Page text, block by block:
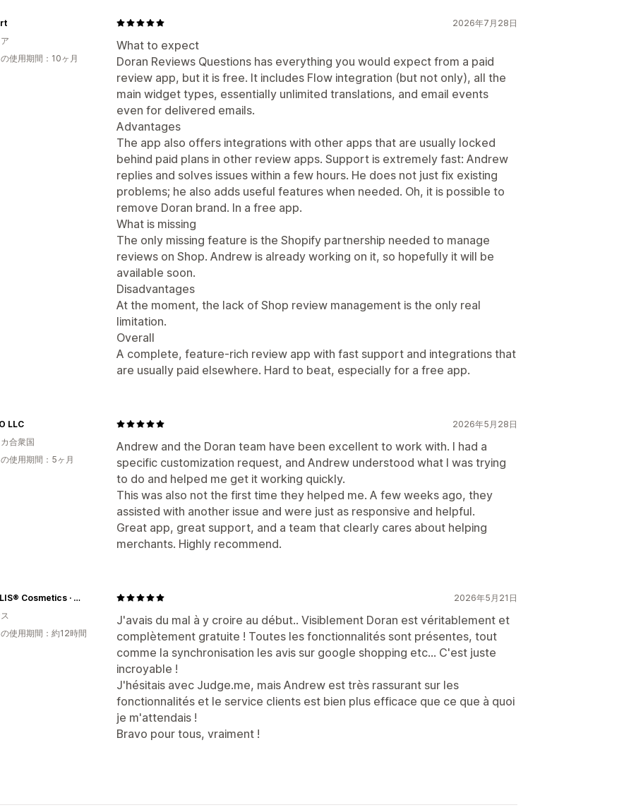
レビューの収集方法
メールリクエスト
QRコード プロモーション インポートとエクスポート レビューの移行
レビューシンジケーション
オートメーション カスタムリクエスト
商品閲覧回数
分析
エンゲージメント追跡
2026年7月28日
What to expect
Doran Reviews Questions has everything you would expect from a paid
review app, but it is free. It includes Flow integration (but not only), all the
main widget types, essentially unlimited translations, and email events
even for delivered emails.
Advantages
The app also offers integrations with other apps that are usually locked
behind paid plans in other review apps. Support is extremely fast: Andrew
replies and solves issues within a few hours. He does not just fix existing
problems; he also adds useful features when needed. Oh, it is possible to
remove Doran brand. In a free app.
What is missing
The only missing feature is the Shopify partnership needed to manage
reviews on Shop. Andrew is already working on it, so hopefully it will be
available soon.
Disadvantages
At the moment, the lack of Shop review management is the only real
limitation.
Overall
A complete, feature-rich review app with fast support and integrations that
are usually paid elsewhere. Hard to beat, especially for a free app.
使用期間：10ヶ月
2026年5月28日
Andrew and the Doran team have been excellent to work with. I had a
specific customization request, and Andrew understood what I was trying
to do and helped me get it working quickly.
This was also not the first time they helped me. A few weeks ago, they
assisted with another issue and were just as responsive and helpful.
Great app, great support, and a team that clearly cares about helping
merchants. Highly recommend.
LLC
合衆国
使用期間：5ヶ月
2026年5月21日
J'avais du mal à y croire au début.. Visiblement Doran est véritablement et
complètement gratuite ! Toutes les fonctionnalités sont présentes, tout
comme la synchronisation les avis sur google shopping etc... C'est juste
incroyable !
J'hésitais avec Judge.me, mais Andrew est très rassurant sur les
fonctionnalités et le service clients est bien plus efficace que ce que à quoi
je m'attendais !
Bravo pour tous, vraiment !
ALOELIS® Cosmetics · Soins mimétiques Certifiés Ecocert Cosmos · Vegan
使用期間：約12時間